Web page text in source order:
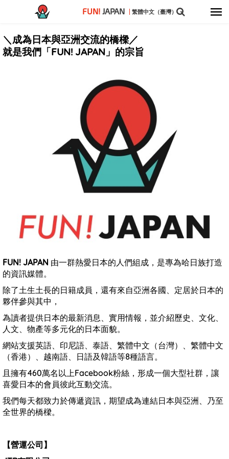
FUN! JAPAN 繁體中文（臺灣）
＼成為日本與亞洲交流的橋樑／
就是我們 「FUN! JAPAN」 的宗旨
FUN! JAPAN 由一群熱愛日本的人們組成，是專為哈日族打造
的資訊媒體。
除了土生土長的日籍成員，還有來自亞洲各國、定居於日本的
夥伴參與其中，
為讀者提供日本的最新消息、實用情報，並介紹歷史、文化、
人文、物產等多元化的日本面貌。
網站支援英語、印尼語、泰語、繁體中文（台灣）、繁體中文
（香港）、越南語、日語及韓語等8種語言。
且擁有460萬名以上Facebook粉絲，形成一個大型社群，讓
喜愛日本的會員彼此互動交流。
我們每天都致力於傳遞資訊，期望成為連結日本與亞洲、乃至
全世界的橋樑。
【營運公司】